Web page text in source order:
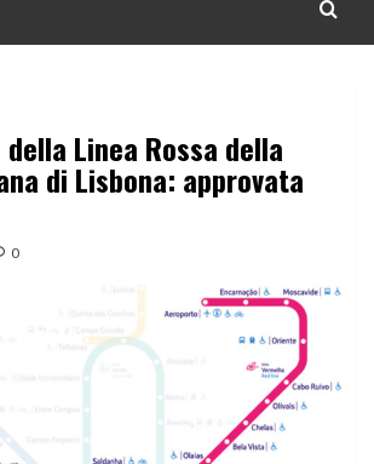
della Linea Rossa della
di Lisbona: approvata
0